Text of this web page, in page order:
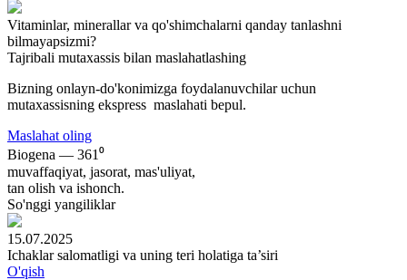
Vitaminlar, minerallar va qo'shimchalarni qanday tanlashni
bilmayapsizmi?
Tajribali mutaxassis bilan maslahatlashing
Bizning onlayn-do'konimizga foydalanuvchilar uchun
mutaxassisning ekspress maslahati bepul.
Maslahat oling
Biogena — 361⁰
muvaffaqiyat, jasorat, mas'uliyat,
tan olish va ishonch.
So'nggi yangiliklar
15.07.2025
Ichaklar salomatligi va uning teri holatiga ta’siri
O'qish